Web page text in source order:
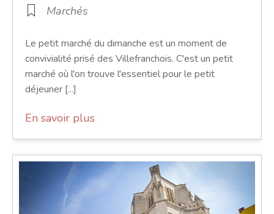
Marchés
Le petit marché du dimanche est un moment de
convivialité prisé des Villefranchois. C'est un petit
marché où l'on trouve l'essentiel pour le petit
déjeuner [...]
En savoir plus